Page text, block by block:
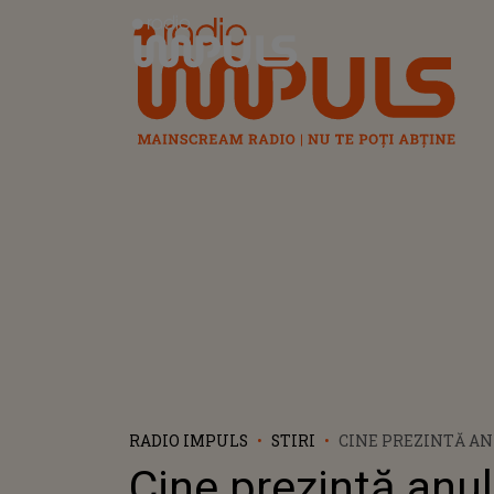
Radio Impuls
RADIO IMPULS STIRI
CINE PREZINTĂ
TREBUIE SĂ ȘTII